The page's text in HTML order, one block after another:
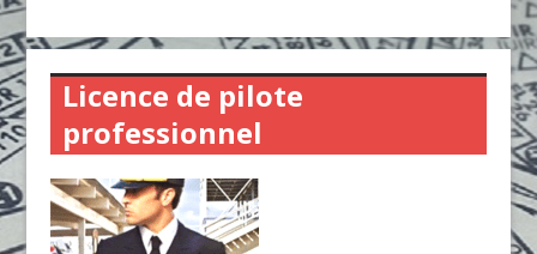
Licence de pilote
professionnel